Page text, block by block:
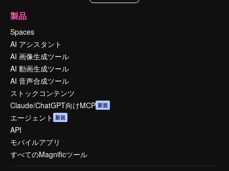
製品
Spaces
AI アシスタント
AI 画像生成ツール
AI 動画生成ツール
AI 音声合成ツール
ストックコンテンツ
Claude/ChatGPT向けMCP 新規
エージェント 新規
API
モバイルアプリ
すべてのMagnificツール